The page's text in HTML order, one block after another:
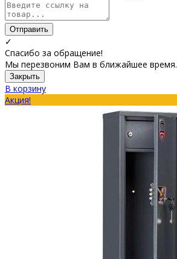
Отправить
✓
Спасибо за обращение!
Мы перезвоним Вам в ближайшее время.
Закрыть
В корзину
Акция!